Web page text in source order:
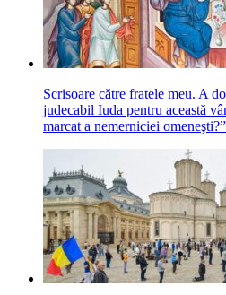
Scrisoare către fratele meu. A
judecabil Iuda pentru această
marcat a nemerniciei omeneşti?”